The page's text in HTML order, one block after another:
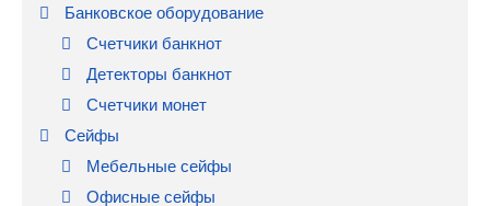
Банковское оборудование
Счетчики банкнот
Детекторы банкнот
Счетчики монет
Сейфы
Мебельные сейфы
Офисные сейфы